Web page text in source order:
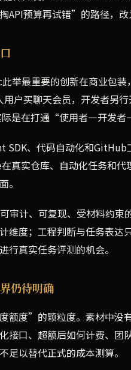
API预算再试错”的路径，
举最重要的创新在商业包装
户买聊天会员，开发者另
是在打通“使用者—开发者
、代码自动化和GitHub
真实仓库、自动化任务和
。
审计、可复现、受材料约束
维度；工程判断与任务表达
行真实任务评测的机会。
仍待明确
度”的颗粒度。素材中没
接口、超额后如何计费、
足以替代正式的成本测算。